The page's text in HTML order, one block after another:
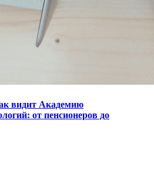
видит Академию
от пенсионеров до